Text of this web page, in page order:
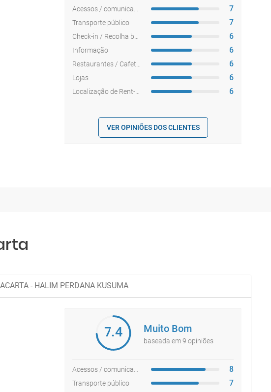
7
Transporte público 7
6
Informação 6
6
Lojas 6
6
VER OPINIÕES DOS CLIENTES
- HALIM PERDANA KUSUMA
7.4 Muito Bom
baseada em 9 opiniões
8
Transporte público 7